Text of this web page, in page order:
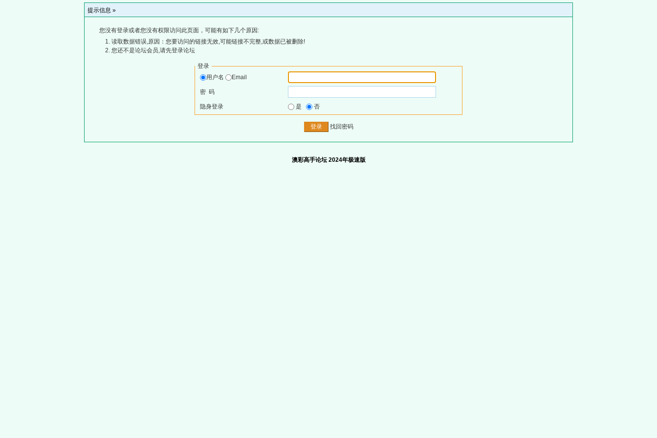
提示信息 »
您没有登录或者您没有权限访问此页面，可能有如下几个原因:
读取数据错误,原因：您要访问的链接无效,可能链接不完整,或数据已被删除!
您还不是论坛会员,请先登录论坛
登录
用户名
Email
密 码
隐身登录 是 否
找回密码
澳彩高手论坛 2024年极速版